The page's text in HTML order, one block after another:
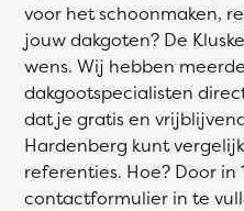
voor het schoonmaken,
jouw dakgoten? De
wens. Wij hebben
dakgootspecialisten
dat je gratis en
Hardenberg kunt
referenties. Hoe? Door in
contactformulier in te